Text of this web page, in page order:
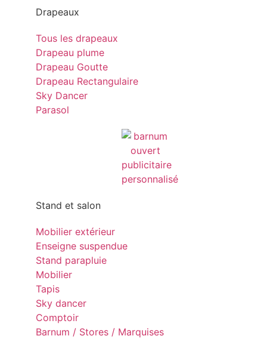
Drapeaux
Tous les drapeaux
Drapeau plume
Drapeau Goutte
Drapeau Rectangulaire
Sky Dancer
Parasol
Stand et salon
Mobilier extérieur
Enseigne suspendue
Stand parapluie
Mobilier
Tapis
Sky dancer
Comptoir
Barnum / Stores / Marquises